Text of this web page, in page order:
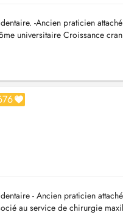
-Ancien praticien
universitaire Croissance
- Ancien praticien
au service de chirurgie